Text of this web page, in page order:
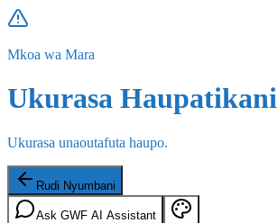
Mkoa wa Mara
Ukurasa Haupatikani
Ukurasa unaoutafuta haupo.
Rudi Nyumbani
Ask GWF AI Assistant